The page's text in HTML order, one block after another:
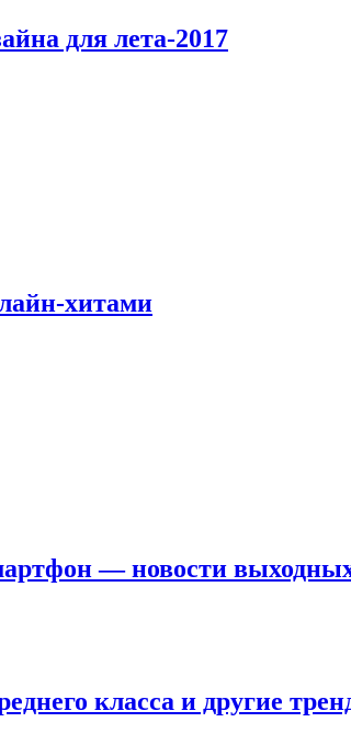
для лета-2017
хитами
— новости
класса и другие